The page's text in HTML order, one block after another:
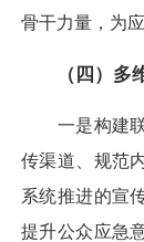
骨干力量，为
（四）
一是构建联
传渠道、规范
系统推进的宣
提升公众应急